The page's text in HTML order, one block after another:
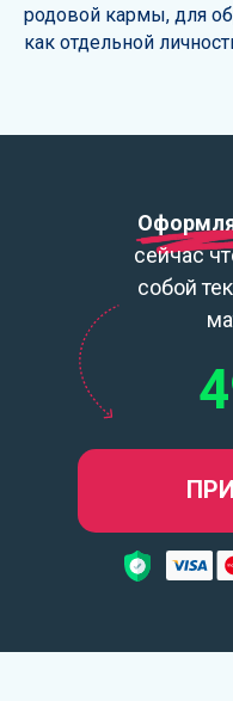
родовой кармы, для
как отдельной
сейчас
собой